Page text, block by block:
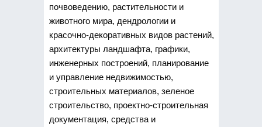
почвоведению, растительности и
животного мира, дендрологии и
красочно-декоративных видов растений,
архитектуры ландшафта, графики,
инженерных построений, планирование
и управление недвижимостью,
строительных материалов, зеленое
строительство, проектно-строительная
документация, средства и